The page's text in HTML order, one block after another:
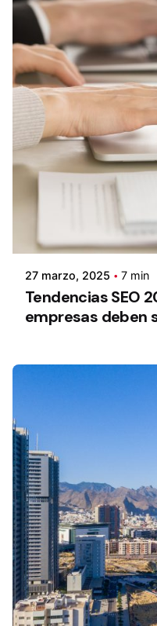
27 marzo, 2025 7 min
Tendencias SEO
empresas deben